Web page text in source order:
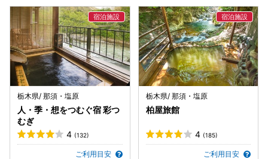
栃木県/ 那須・塩原
人・季・想をつむぐ宿 彩つ
むぎ
4 (132)
ご利用目安
栃木県/ 那須・塩原
柏屋旅館
4 (185)
ご利用目安